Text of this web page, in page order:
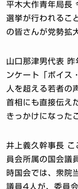
平木大作青年局長
選挙が行われるこ
の皆さんが党勢拡
山口那津男代表 昨
ンケート「ボイス
人を超える若者の
首相にも直接伝え
きっかけになった
井上義久幹事長 こ
員会所属の国会議
時国会では、衆院
議員4人が、委員